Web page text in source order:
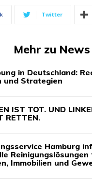
Twitter
Mehr zu News
in Deutschland:
und Strategien
IST TOT. UND
RETTEN.
Hamburg
Reinigungslösungen
Immobilien und